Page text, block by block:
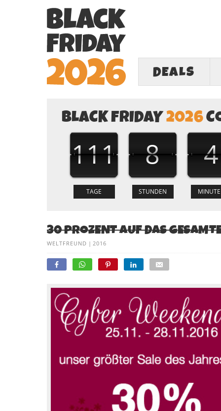
DEALS
BLACK FRIDAY2026
111 8 4
30 PROZENT AUF DAS
WELTFREUND | 2016